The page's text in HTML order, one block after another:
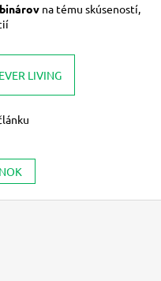
na tému skúseností,
LIVING